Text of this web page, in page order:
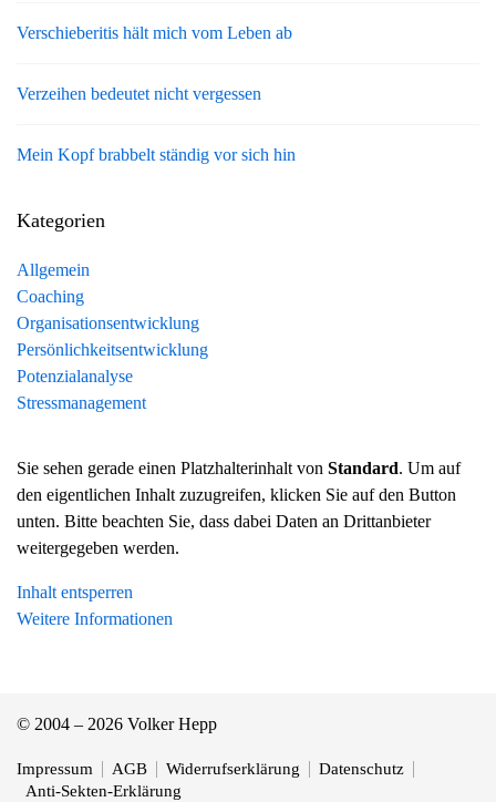
Verschieberitis hält mich vom Leben ab
Verzeihen bedeutet nicht vergessen
Mein Kopf brabbelt ständig vor sich hin
Kategorien
Allgemein
Coaching
Organisationsentwicklung
Persönlichkeitsentwicklung
Potenzialanalyse
Stressmanagement
Sie sehen gerade einen Platzhalterinhalt von Standard. Um auf
den eigentlichen Inhalt zuzugreifen, klicken Sie auf den Button
unten. Bitte beachten Sie, dass dabei Daten an Drittanbieter
weitergegeben werden.
Inhalt entsperren
Weitere Informationen
© 2004 – 2026 Volker Hepp
Impressum AGB Widerrufserklärung
Datenschutz
Anti-Sekten-Erklärung